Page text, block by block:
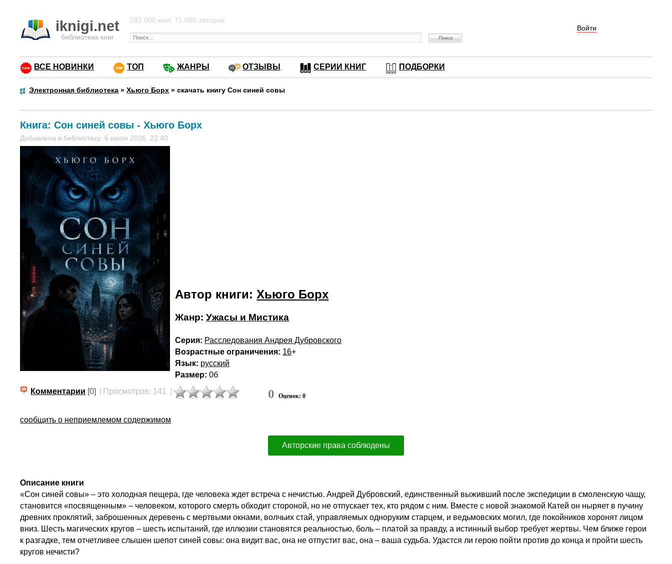
iknigi.net
библиотека книг
Войти
282 000 книг, 71 000 авторов
ВСЕ НОВИНКИ ТОП ЖАНРЫ ОТЗЫВЫ СЕРИИ КНИГ ПОДБОРКИ
Электронная библиотека »Хьюго Борх »скачать книгу Сон синей совы
Книга:Сон синей совы -Хьюго Борх
Добавлена в библиотеку: 6 июля 2026, 22:40
Автор книги: Хьюго Борх
Жанр:Ужасы и Мистика
Серия: Расследования Андрея Дубровского
Возрастные ограничения: 16+
Язык: русский
Размер: 0б
Комментарии [0] Просмотров: 141 0 Оценок: 0
сообщить о неприемлемом содержимом
Авторские права соблюдены
Описание книги
«Сон синей совы» – это холодная пещера, где человека ждет встреча с нечистью. Андрей Дубровский, единственный выживший после экспедиции в смоленскую чащу,
становится «посвященным» – человеком, которого смерть обходит стороной, но не отпускает тех, кто рядом с ним. Вместе с новой знакомой Катей он ныряет в пучину
древних проклятий, заброшенных деревень с мертвыми окнами, волчьих стай, управляемых одноруким старцем, и ведьмовских могил, где покойников хоронят лицом
вниз. Шесть магических кругов – шесть испытаний, где иллюзии становятся реальностью, боль – платой за правду, а истинный выбор требует жертвы. Чем ближе герои
к разгадке, тем отчетливее слышен шепот синей совы: она видит вас, она не отпустит вас, она – ваша судьба. Удастся ли герою пойти против до конца и пройти шесть
кругов нечисти?